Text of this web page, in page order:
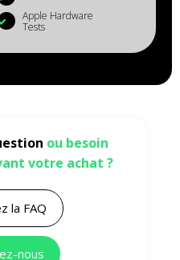
Apple Hardware
Tests
ou besoin
votre achat ?
la FAQ
nous